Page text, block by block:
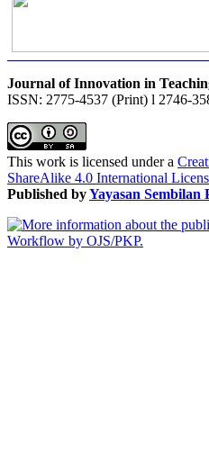
Journal of Innovation in
ISSN: 2775-4537 (Print) l 2746-
This work is licensed under a
ShareAlike 4.0 International
Published byYayasan Sembilan